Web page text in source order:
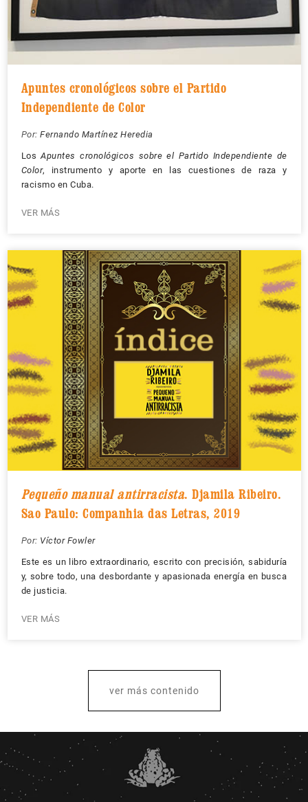
Apuntes cronológicos sobre el Partido
Independiente de Color
Por: Fernando Martínez Heredia
LosApuntes cronológicos sobre el Partido Independiente de
Color, instrumento y aporte en las cuestiones de raza y
racismo en Cuba.
VER MÁS
Pequeño manual antirracista. Djamila Ribeiro.
Sao Paulo: Companhia das Letras, 2019
Por: Víctor Fowler
Este es un libro extraordinario, escrito con precisión, sabiduría
y, sobre todo, una desbordante y apasionada energía en busca
de justicia.
VER MÁS
ver más contenido